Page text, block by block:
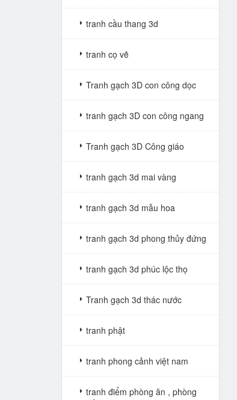
tranh cầu thang 3d
tranh cọ vẽ
Tranh gạch 3D con công dọc
tranh gạch 3D con công ngang
Tranh gạch 3D Công giáo
tranh gạch 3d mai vàng
tranh gạch 3d mẫu hoa
tranh gạch 3d phong thủy đứng
tranh gạch 3d phúc lộc thọ
Tranh gạch 3d thác nước
tranh phật
tranh phong cảnh việt nam
tranh điểm phòng ăn , phòng